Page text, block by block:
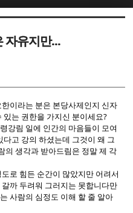
자유지만...
이라는 분은 본당사제인지 신자
는 권한을 가지신 분이세요?
강림 일에 인간의 마음들이 모여
고 강의 하셨는데 그것이 왜 그
의 생각과 받아드림은 정말 제 각
로 힘든 순간이 많았지만 어려서
까 두려워 그러지는 못합니다만
사람의 심정도 이해 할 줄 알아
치북5
치북5
치북5
치북5